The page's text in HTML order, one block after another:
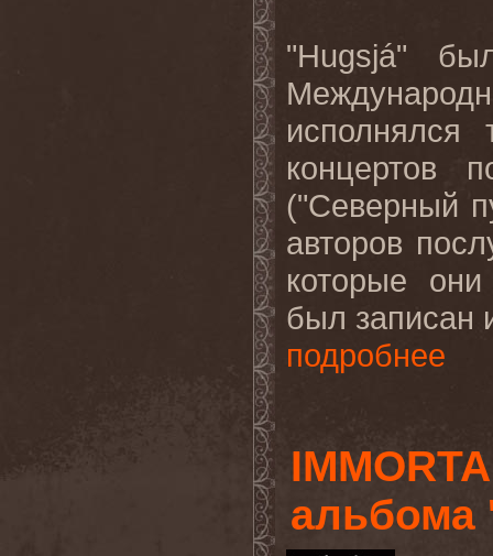
"Hugsjá"
концертов
("Северный
авторов
которые
был записан
подробнее
альбома